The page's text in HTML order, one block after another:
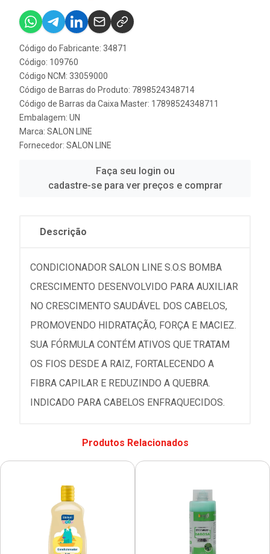
Código do Fabricante: 34871
Código: 109760
Código NCM: 33059000
Código de Barras do Produto: 7898524348714
Código de Barras da Caixa Master: 17898524348711
Embalagem: UN
Marca: SALON LINE
Fornecedor: SALON LINE
Faça seu login ou
cadastre-se para ver preços e comprar
Descrição
CONDICIONADOR SALON LINE S.O.S BOMBA
CRESCIMENTO DESENVOLVIDO PARA AUXILIAR
NO CRESCIMENTO SAUDÁVEL DOS CABELOS,
PROMOVENDO HIDRATAÇÃO, FORÇA E MACIEZ.
SUA FÓRMULA CONTÉM ATIVOS QUE TRATAM
OS FIOS DESDE A RAIZ, FORTALECENDO A
FIBRA CAPILAR E REDUZINDO A QUEBRA.
INDICADO PARA CABELOS ENFRAQUECIDOS.
Produtos Relacionados